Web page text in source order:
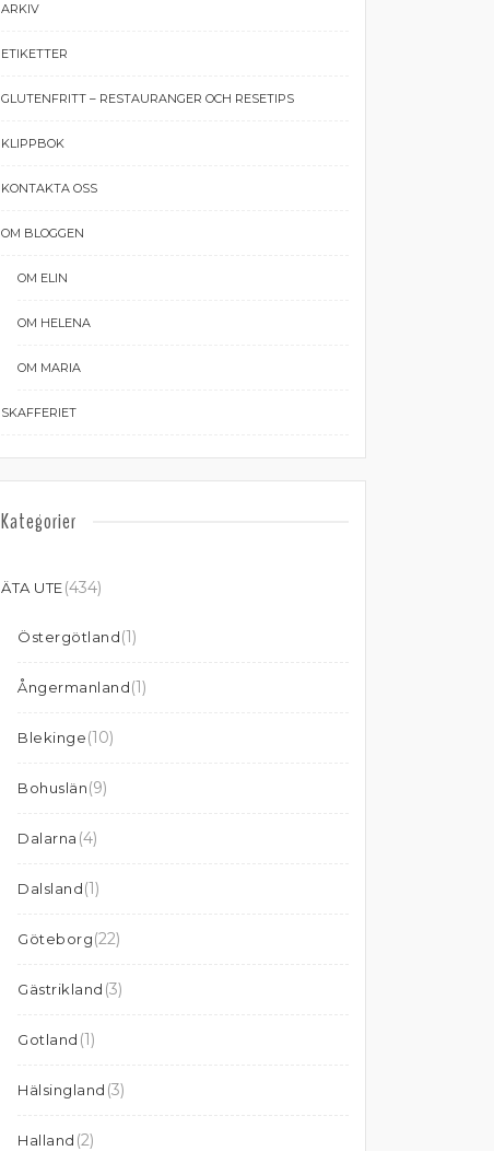
ARKIV
ETIKETTER
GLUTENFRITT – RESTAURANGER OCH RESETIPS
KLIPPBOK
KONTAKTA OSS
OM BLOGGEN
OM ELIN
OM HELENA
OM MARIA
SKAFFERIET
Kategorier
ÄTA UTE(434)
Östergötland(1)
Ångermanland(1)
Blekinge(10)
Bohuslän(9)
Dalarna (4)
Dalsland(1)
Göteborg(22)
Gästrikland (3)
Gotland (1)
Hälsingland (3)
Halland (2)